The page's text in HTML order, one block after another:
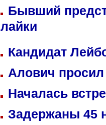
Бывший
лайки
Кандидат
Алович просил
Началась
Задержаны 45